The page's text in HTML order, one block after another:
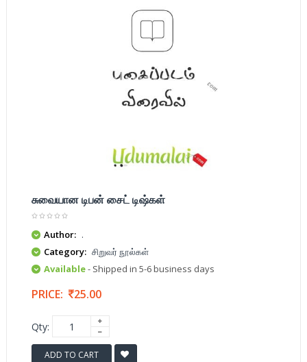
சுவையான டிபன் சைட் டிஷ்கள்
Author: .
Category: சிறுவர் நூல்கள்
Available- Shipped in 5-6 business days
PRICE: 25.00
Qty:
ADD TO CART